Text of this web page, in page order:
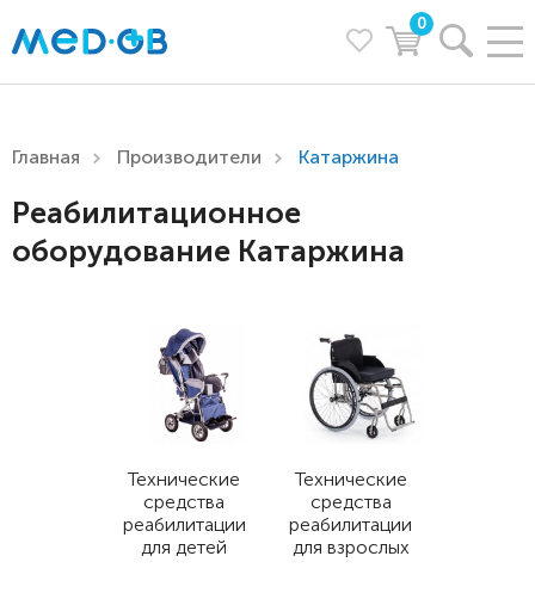
0
Главная Производители Катаржина
Реабилитационное
оборудование Катаржина
Технические
средства
реабилитации
для детей
Технические
средства
реабилитации
для взрослых